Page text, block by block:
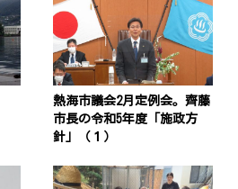
熱海市議会2月定例会。齊藤
市長の令和5年度「施政方
針」（１）